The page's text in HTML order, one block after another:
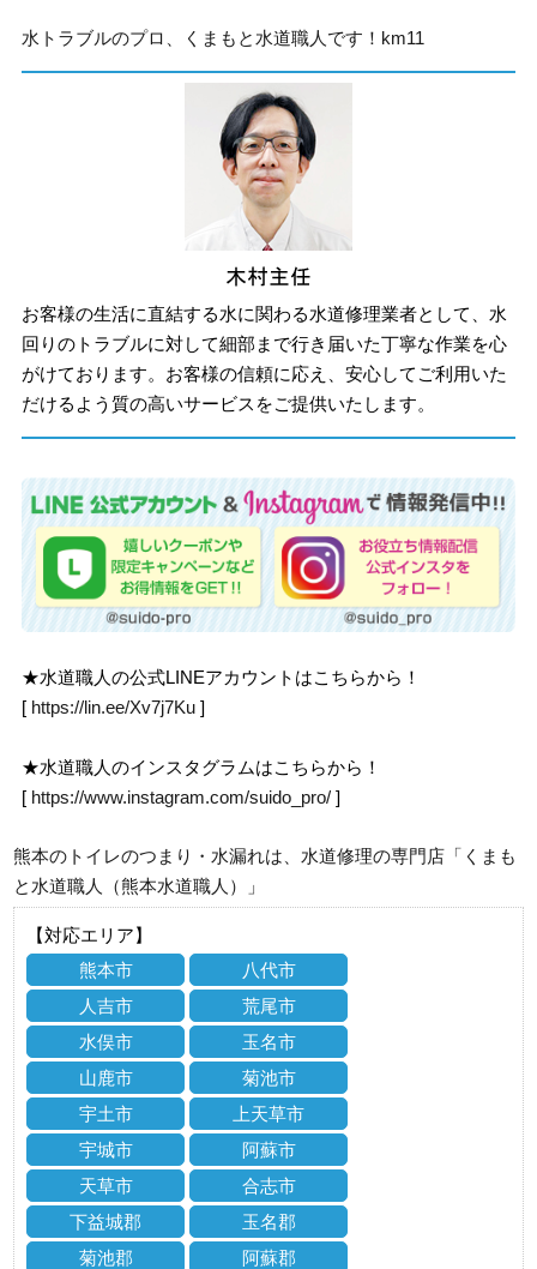
水トラブルのプロ、くまもと水道職人です！km11
お客様の生活に直結する水に関わる水道修理業者として、水
回りのトラブルに対して細部まで行き届いた丁寧な作業を心
がけております。お客様の信頼に応え、安心してご利用いた
だけるよう質の高いサービスをご提供いたします。
★水道職人の公式LINEアカウントはこちらから！
[ https://lin.ee/Xv7j7Ku ]
★水道職人のインスタグラムはこちらから！
[ https://www.instagram.com/suido_pro/ ]
熊本のトイレのつまり・水漏れは、水道修理の専門店「くまも
と水道職人（熊本水道職人）」
【対応エリア】
熊本市
八代市
人吉市
荒尾市
水俣市
玉名市
山鹿市
菊池市
宇土市
上天草市
宇城市
阿蘇市
天草市
合志市
下益城郡
玉名郡
菊池郡
阿蘇郡